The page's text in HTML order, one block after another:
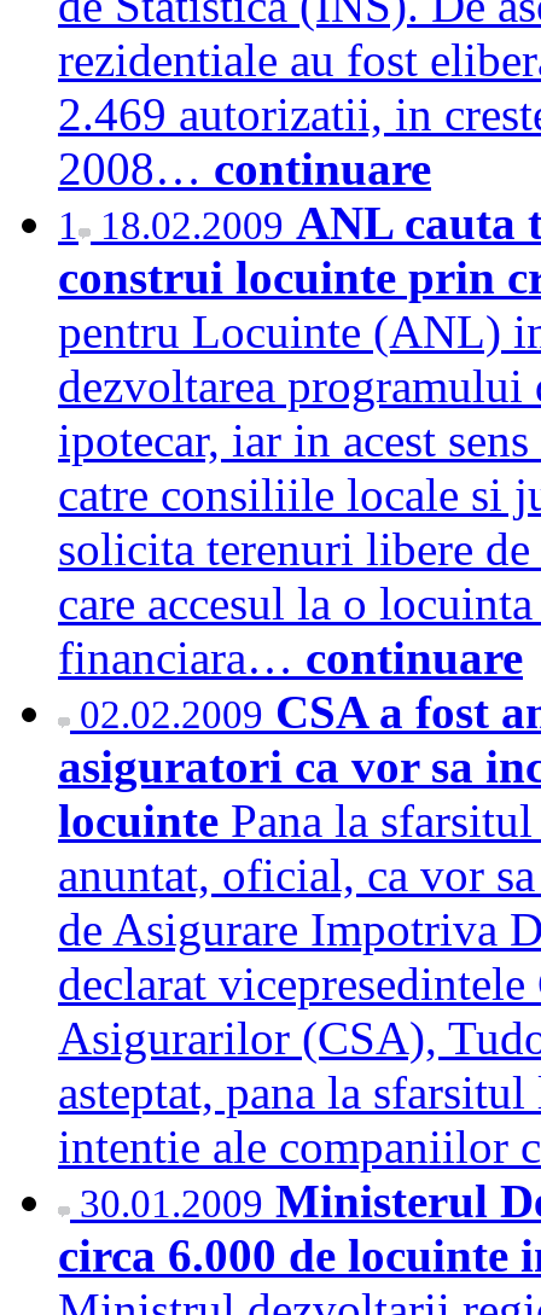
rezidentiale au fost
2.469 autorizatii, in
2008… continuare
1 18.02.2009 ANL cauta
construi locuinte prin
pentru Locuinte (ANL)
dezvoltarea
ipotecar, iar in acest
catre consiliile locale si
solicita terenuri libere
care accesul la o
financiara… continuare
02.02.2009 CSA a fost
asiguratori ca vor sa
locuinte Pana la
anuntat, oficial, ca vor
de Asigurare Impotriva
declarat
Asigurarilor (CSA),
asteptat, pana la
intentie ale companiilor
30.01.2009 Ministerul
circa 6.000 de locuinte